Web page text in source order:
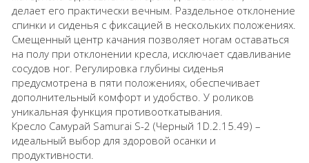
делает его практически вечным. Раздельное отклонение
спинки и сиденья с фиксацией в нескольких положениях.
Смещенный центр качания позволяет ногам оставаться
на полу при отклонении кресла, исключает сдавливание
сосудов ног. Регулировка глубины сиденья
предусмотрена в пяти положениях, обеспечивает
дополнительный комфорт и удобство. У роликов
уникальная функция противооткатывания.
Кресло Самурай Samurai S-2 (Черный 1D.2.15.49) –
идеальный выбор для здоровой осанки и
продуктивности.